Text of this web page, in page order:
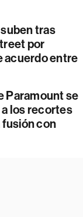
tras
por
acuerdo entre
Paramount se
los recortes
con